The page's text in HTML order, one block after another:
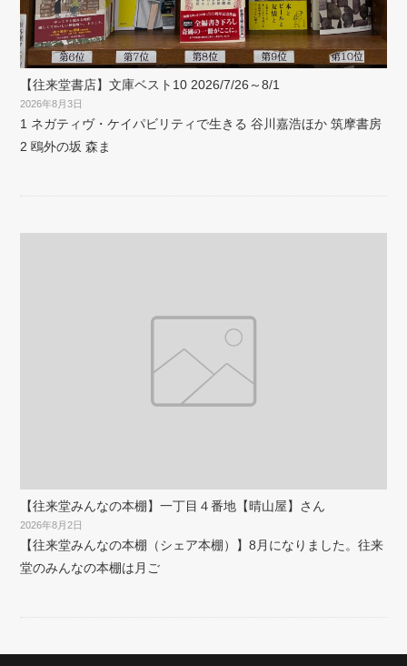
【往来堂書店】文庫ベスト10 2026/7/26～8/1
2026年8月3日
1 ネガティヴ・ケイパビリティで生きる 谷川嘉浩ほか 筑摩書房
2 鴎外の坂 森ま
【往来堂みんなの本棚】一丁目４番地【晴山屋】さん
2026年8月2日
【往来堂みんなの本棚（シェア本棚）】8月になりました。往来
堂のみんなの本棚は月ご